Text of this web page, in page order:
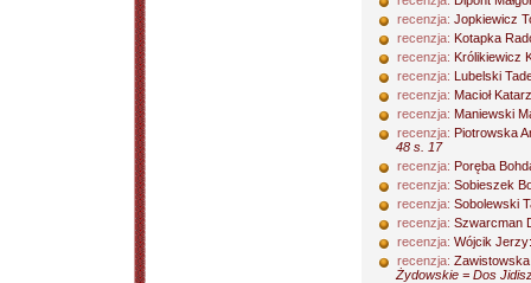
recenzja: Jopkiewicz
recenzja: Kotapka
recenzja: Królikiewicz
recenzja: Lubelski
recenzja: Macioł
recenzja: Maniewski
recenzja: Piotrowska
48 s. 17
recenzja: Poręba
recenzja: Sobieszek
recenzja: Sobolewski
recenzja: Szwarcman
recenzja: Wójcik
recenzja: Zawistowska
Żydowskie = Dos